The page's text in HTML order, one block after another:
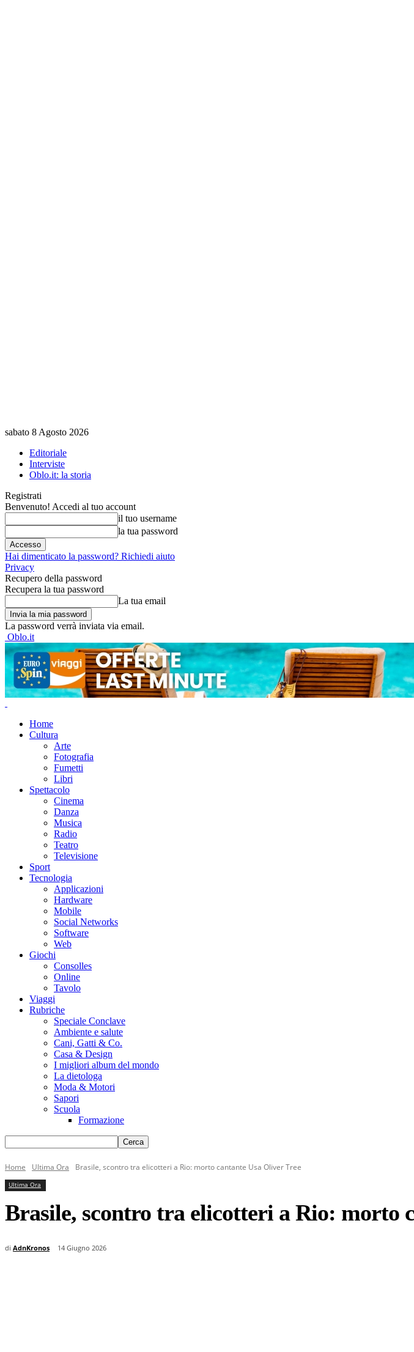
sabato 8 Agosto 2026
Editoriale
Interviste
Oblo.it: la storia
Registrati
Benvenuto! Accedi al tuo account
il tuo username
la tua password
Hai dimenticato la password? Richiedi aiuto
Privacy
Recupero della password
Recupera la tua password
La tua email
La password verrà inviata via email.
Oblo.it
Home
Cultura
Arte
Fotografia
Fumetti
Libri
Spettacolo
Cinema
Danza
Musica
Radio
Teatro
Televisione
Sport
Tecnologia
Applicazioni
Hardware
Mobile
Social Networks
Software
Web
Giochi
Consolles
Online
Tavolo
Viaggi
Rubriche
Speciale Conclave
Ambiente e salute
Cani, Gatti & Co.
Casa & Design
I migliori album del mondo
La dietologa
Moda & Motori
Sapori
Scuola
Formazione
Home Ultima Ora Brasile, scontro tra elicotteri a Rio: morto cantante Usa Oliver Tree
Ultima Ora
Brasile, scontro tra elicotteri a Rio: morto
di AdnKronos 14 Giugno 2026